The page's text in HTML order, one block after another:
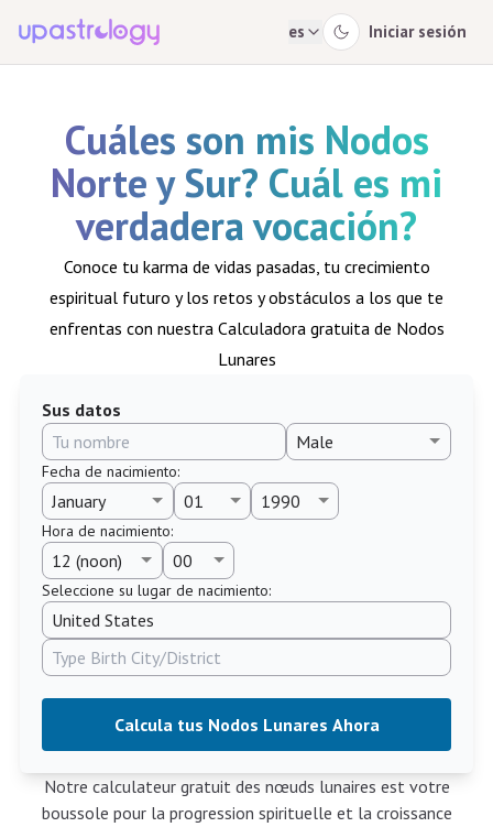
es Iniciar sesión
Cuáles son mis Nodos
Norte y Sur? Cuál es mi
verdadera vocación?
Conoce tu karma de vidas pasadas, tu crecimiento
espiritual futuro y los retos y obstáculos a los que te
enfrentas con nuestra Calculadora gratuita de Nodos
Lunares
Sus datos
Fecha de nacimiento:
Hora de nacimiento:
Seleccione su lugar de nacimiento:
Calcula tus Nodos Lunares Ahora
Notre calculateur gratuit des nœuds lunaires est votre
boussole pour la progression spirituelle et la croissance